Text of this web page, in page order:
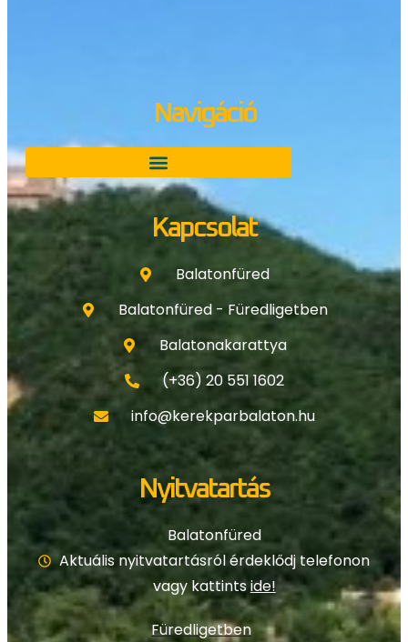
Navigáció
Kapcsolat
Balatonfüred
Balatonfüred - Füredligetben
Balatonakarattya
(+36) 20 551 1602
info@kerekparbalaton.hu
Nyitvatartás
Balatonfüred
Aktuális nyitvatartásról érdeklődj telefonon
vagy kattintside!
Füredligetben